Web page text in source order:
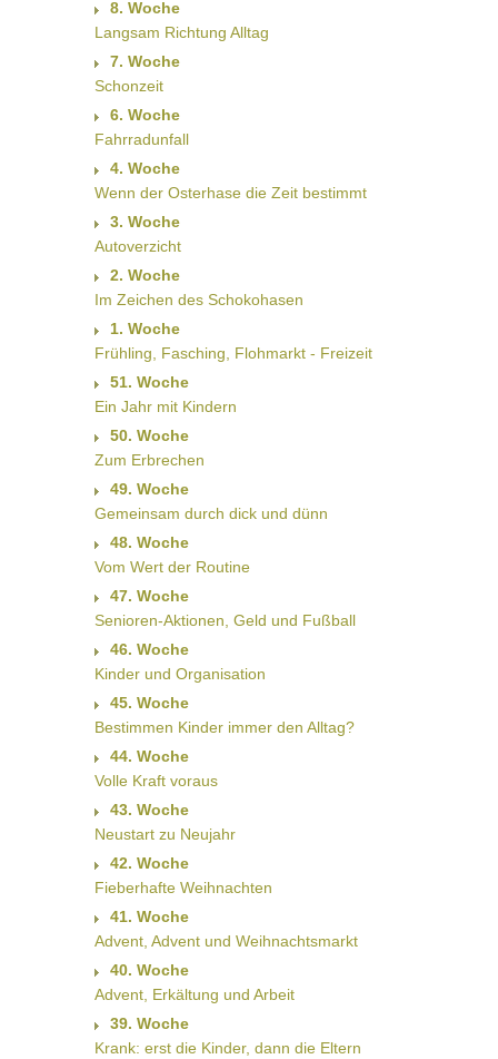
8. Woche
Langsam Richtung Alltag
7. Woche
Schonzeit
6. Woche
Fahrradunfall
4. Woche
Wenn der Osterhase die Zeit bestimmt
3. Woche
Autoverzicht
2. Woche
Im Zeichen des Schokohasen
1. Woche
Frühling, Fasching, Flohmarkt - Freizeit
51. Woche
Ein Jahr mit Kindern
50. Woche
Zum Erbrechen
49. Woche
Gemeinsam durch dick und dünn
48. Woche
Vom Wert der Routine
47. Woche
Senioren-Aktionen, Geld und Fußball
46. Woche
Kinder und Organisation
45. Woche
Bestimmen Kinder immer den Alltag?
44. Woche
Volle Kraft voraus
43. Woche
Neustart zu Neujahr
42. Woche
Fieberhafte Weihnachten
41. Woche
Advent, Advent und Weihnachtsmarkt
40. Woche
Advent, Erkältung und Arbeit
39. Woche
Krank: erst die Kinder, dann die Eltern